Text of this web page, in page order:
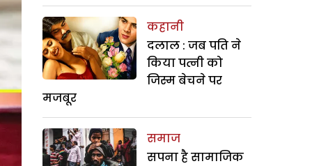
कहानी
दलाल : जब पति ने
किया पत्नी को
जिस्म बेचने पर
मजबूर
समाज
सपना है सामाजिक